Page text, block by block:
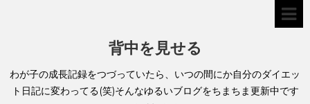
背中を見せる
わが子の成長記録をつづっていたら、いつの間にか自分のダイエッ
ト日記に変わってる(笑)そんなゆるいブログをちまちま更新中です